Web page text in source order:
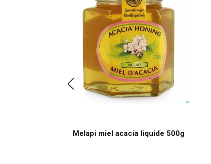
Melapi miel acacia liquide 500g